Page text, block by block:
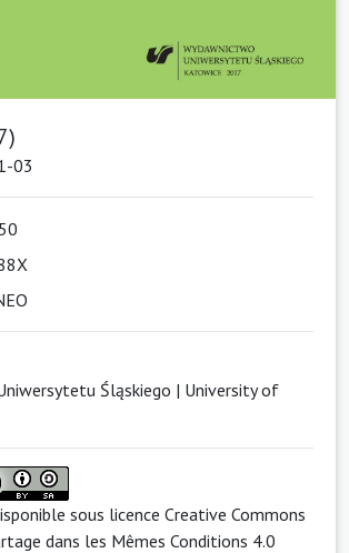
03
Śląskiego | University of
sous licence Creative Commons
dans les Mêmes Conditions 4.0